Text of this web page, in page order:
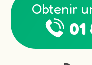
Obtenir
01